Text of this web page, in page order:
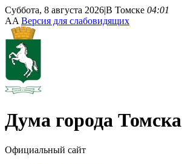
Суббота, 8 августа 2026|В Томске 04:01
AA Версия для слабовидящих
Дума города Томска
Официальный сайт